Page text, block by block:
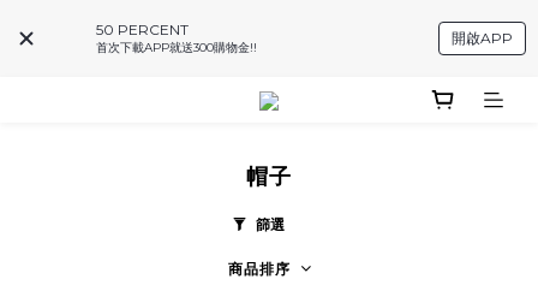
50 PERCENT
首次下載APP就送300購物金!!
開啟APP
帽子
篩選
商品排序